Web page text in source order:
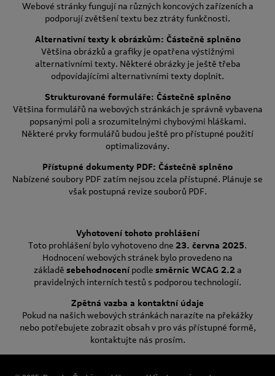
Webové stránky fungují na různých koncových zařízeních a
podporují zvětšení textu bez ztráty funkčnosti.
Alternativní texty k obrázkům: Částečně splněno
Většina obrázků a grafiky je opatřena výstižnými
alternativními texty. Některé obrázky je ještě třeba
odpovídajícími alternativními texty doplnit.
Strukturované formuláře: Částečně splněno
Většina formulářů na webových stránkách je správně vybavena
popsanými poli a srozumitelnými chybovými hláškami.
Některé prvky formulářů budou ještě pro přístupné použití
optimalizovány.
Přístupné dokumenty PDF: Částečně splněno
Nabízené soubory PDF zatím nejsou zcela přístupné. Plánuje se
však postupná revize souborů PDF.
Vyhotovení tohoto prohlášení
Toto prohlášení bylo vyhotoveno dne 23. června 2025.
Hodnocení webových stránek bylo provedeno na
základě sebehodnocenípodle směrnic WCAG 2.2a
pravidelných interních testů s podporou technologií.
Zpětná vazba a kontaktní údaje
Pokud na našich webových stránkách narazíte na překážky
nebo potřebujete zobrazit obsah v pro vás přístupné formě,
kontaktujte nás prosím.